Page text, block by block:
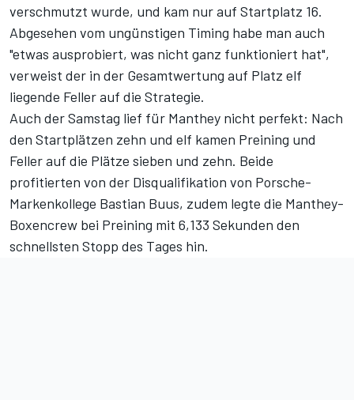
verschmutzt wurde, und kam nur auf Startplatz 16.
Abgesehen vom ungünstigen Timing habe man auch
"etwas ausprobiert, was nicht ganz funktioniert hat",
verweist der in der Gesamtwertung auf Platz elf
liegende Feller auf die Strategie.
Auch der Samstag lief für Manthey nicht perfekt: Nach
den Startplätzen zehn und elf kamen Preining und
Feller auf die Plätze sieben und zehn. Beide
profitierten von der Disqualifikation von Porsche-
Markenkollege Bastian Buus, zudem legte die Manthey-
Boxencrew bei Preining mit 6,133 Sekunden den
schnellsten Stopp des Tages hin.